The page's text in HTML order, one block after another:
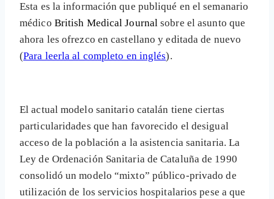
Esta es la información que publiqué en el semanario
médico British Medical Journal sobre el asunto que
ahora les ofrezco en castellano y editada de nuevo
(Para leerla al completo en inglés).
El actual modelo sanitario catalán tiene ciertas
particularidades que han favorecido el desigual
acceso de la población a la asistencia sanitaria. La
Ley de Ordenación Sanitaria de Cataluña de 1990
consolidó un modelo “mixto” público-privado de
utilización de los servicios hospitalarios pese a que